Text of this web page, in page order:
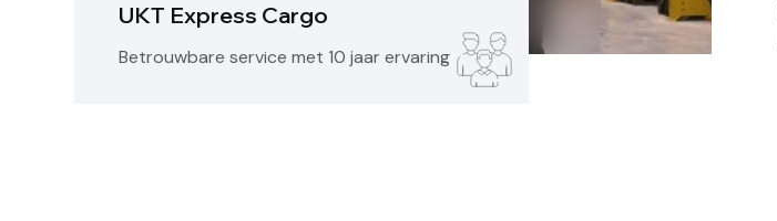
UKT Express Cargo
Betrouwbare service met 10 jaar ervaring